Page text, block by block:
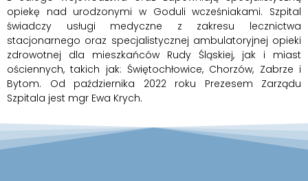
opiekę nad urodzonymi w Goduli wcześniakami. Szpital
świadczy usługi medyczne z zakresu lecznictwa
stacjonarnego oraz specjalistycznej ambulatoryjnej opieki
zdrowotnej dla mieszkańców Rudy Śląskiej, jak i miast
ościennych, takich jak: Świętochłowice, Chorzów, Zabrze i
Bytom. Od października 2022 roku Prezesem Zarządu
Szpitala jest mgr Ewa Krych.